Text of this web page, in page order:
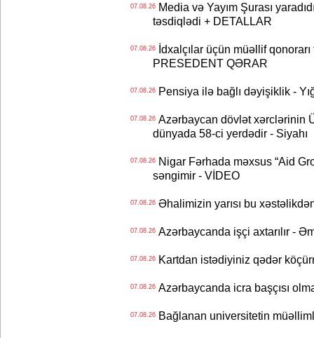
07.08.26Media və Yayım Şurası
təsdiqlədi + DETALLAR
07.08.26İdxalçılar üçün müəllif
PRESEDENT QƏRAR
07.08.26Pensiya ilə bağlı dəyişiklik -
07.08.26Azərbaycan dövlət xərclərinin
dünyada 58-ci yerdədir - Siyahı
07.08.26Nigar Fərhada məxsus “Aid
səngimir - VİDEO
07.08.26Əhalimizin yarısı bu
07.08.26Azərbaycanda işçi axtarılır -
07.08.26Kartdan istədiyiniz qədər
07.08.26Azərbaycanda icra başçısı
07.08.26Bağlanan universitetin